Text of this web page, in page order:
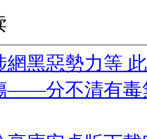
網黑惡勢力等
——分不清有毒